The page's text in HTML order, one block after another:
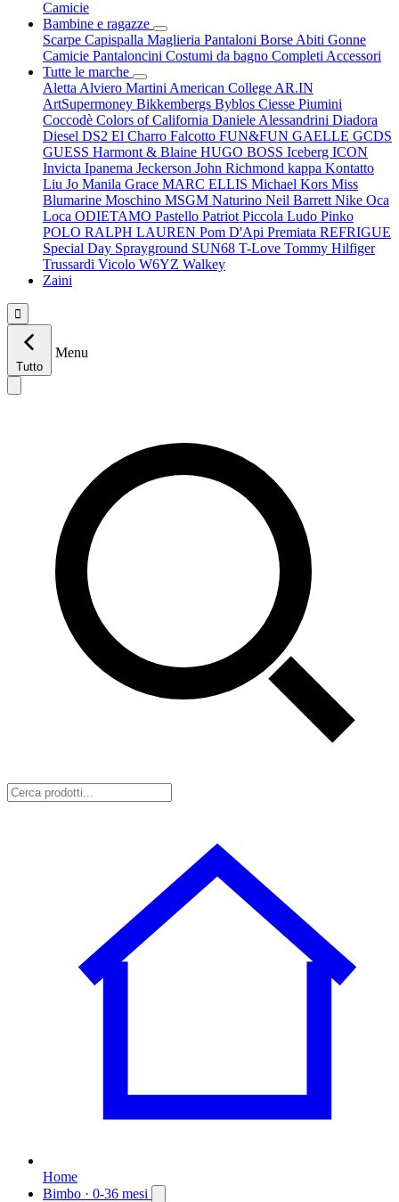
Camicie
Bambine e ragazze
Scarpe Capispalla Maglieria Pantaloni Borse Abiti Gonne
Camicie Pantaloncini Costumi da bagno Completi Accessori
Tutte le marche
Aletta Alviero Martini American College AR.IN
ArtSupermoney Bikkembergs Byblos Ciesse Piumini
Coccodè Colors of California Daniele Alessandrini Diadora
Diesel DS2 El Charro Falcotto FUN&FUN GAELLE GCDS
GUESS Harmont & Blaine HUGO BOSS Iceberg ICON
Invicta Ipanema Jeckerson John Richmond kappa Kontatto
Liu Jo Manila Grace MARC ELLIS Michael Kors Miss
Blumarine Moschino MSGM Naturino Neil Barrett Nike Oca
Loca ODIETAMO Pastello Patriot Piccola Ludo Pinko
POLO RALPH LAUREN Pom D'Api Premiata REFRIGUE
Special Day Sprayground SUN68 T-Love Tommy Hilfiger
Trussardi Vicolo W6YZ Walkey
Zaini

Tutto
Menu
Home
Bimbo · 0-36 mesi